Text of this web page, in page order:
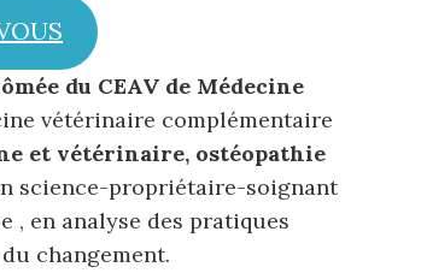
du CEAV de Médecine
vétérinaire complémentaire
et vétérinaire, ostéopathie
science-propriétaire-soignant
, en analyse des pratiques
changement.